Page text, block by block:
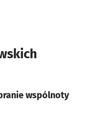
wspólnoty